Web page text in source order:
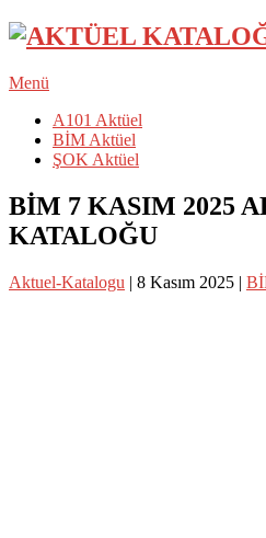
Menü
A101 Aktüel
BİM Aktüel
ŞOK Aktüel
BİM 7 KASIM 2025
KATALOĞU
Aktuel-Katalogu | 8 Kasım 2025 |